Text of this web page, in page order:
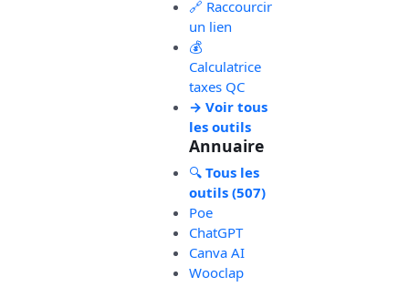
🔗 Raccourcir
un lien
💰
Calculatrice
taxes QC
→ Voir tous
les outils
Annuaire
🔍 Tous les
outils (507)
Poe
ChatGPT
Canva AI
Wooclap